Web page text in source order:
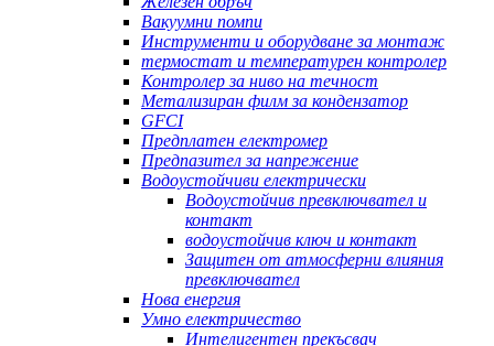
Вакуумни помпи
Инструменти и оборудване за монтаж
термостат и температурен контролер
Контролер за ниво на течност
Метализиран филм за кондензатор
GFCI
Предплатен електромер
Предпазител за напрежение
Водоустойчиви електрически
Водоустойчив превключвател и
контакт
водоустойчив ключ и контакт
Защитен от атмосферни влияния
превключвател
Нова енергия
Умно електричество
Интелигентен прекъсвач